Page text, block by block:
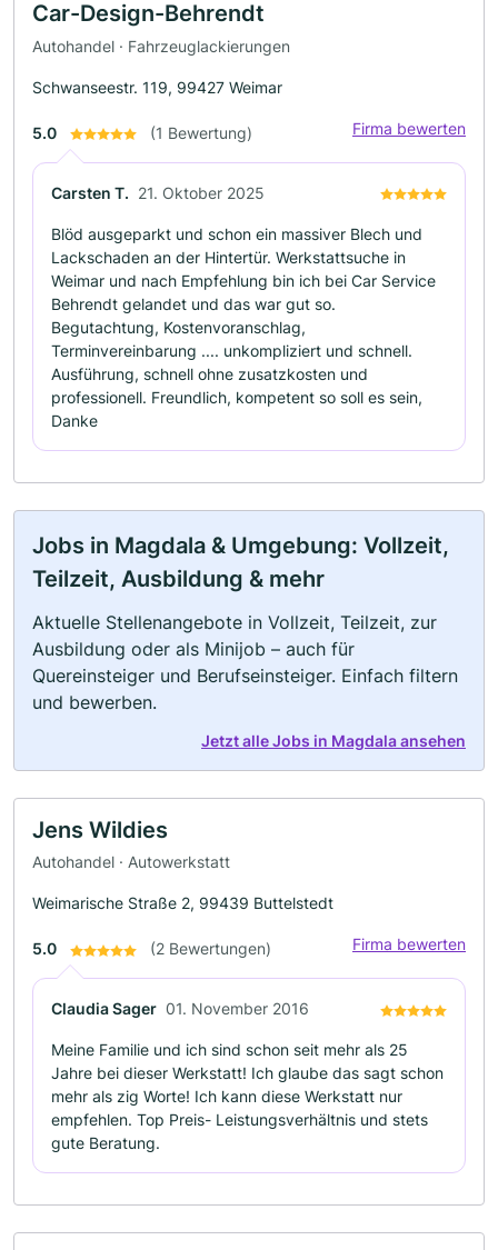
Car-Design-Behrendt
Autohandel · Fahrzeuglackierungen
Schwanseestr. 119, 99427 Weimar
5.0 (1 Bewertung) Firma bewerten
Carsten T. 21. Oktober 2025
Blöd ausgeparkt und schon ein massiver Blech und
Lackschaden an der Hintertür. Werkstattsuche in
Weimar und nach Empfehlung bin ich bei Car Service
Behrendt gelandet und das war gut so.
Begutachtung, Kostenvoranschlag,
Terminvereinbarung .... unkompliziert und schnell.
Ausführung, schnell ohne zusatzkosten und
professionell. Freundlich, kompetent so soll es sein,
Danke
Jobs in Magdala & Umgebung: Vollzeit,
Teilzeit, Ausbildung & mehr
Aktuelle Stellenangebote in Vollzeit, Teilzeit, zur
Ausbildung oder als Minijob – auch für
Quereinsteiger und Berufseinsteiger. Einfach filtern
und bewerben.
Jetzt alle Jobs in Magdala ansehen
Jens Wildies
Autohandel · Autowerkstatt
Weimarische Straße 2, 99439 Buttelstedt
5.0 (2 Bewertungen) Firma bewerten
Claudia Sager 01. November 2016
Meine Familie und ich sind schon seit mehr als 25
Jahre bei dieser Werkstatt! Ich glaube das sagt schon
mehr als zig Worte! Ich kann diese Werkstatt nur
empfehlen. Top Preis- Leistungsverhältnis und stets
gute Beratung.